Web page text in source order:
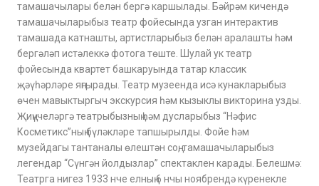
тамашачылары белән бергә каршылады. Бәйрәм кичендә
тамашачыларыбыз театр фойесында узган интерактив
тамашада катнашты, артистларыбыз белән аралашты һәм
бергәләп истәлеккә фотога төште. Шулай ук театр
фойесында квартет башкаруында татар классик
җәүһәрләре яңгырады. Театр музеенда исә кунакларыбыз
өчен мавыктыргыч экскурсия һәм кызыклы викторина узды.
Җиңүчеләргә театрыбызның һәм дусларыбыз “Нәфис
Косметикс”ның бүләкләре тапшырылды. Фойе һәм
музейдагы тантаналы өлештән соң, тамашачыларыбыз
легендар “Сүнгән йолдызлар” спектаклен карады. Белешмә:
Театрга нигез 1933 нче елның 6 нчы ноябрендә күренекле